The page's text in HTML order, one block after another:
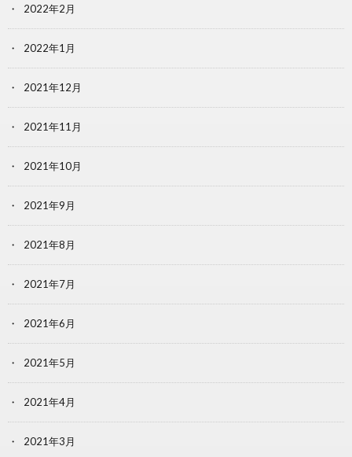
2022年2月
2022年1月
2021年12月
2021年11月
2021年10月
2021年9月
2021年8月
2021年7月
2021年6月
2021年5月
2021年4月
2021年3月